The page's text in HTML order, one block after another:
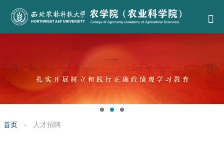
首页 人才招聘